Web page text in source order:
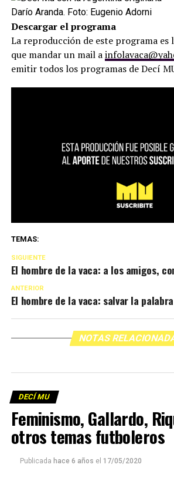
Darío Aranda. Foto: Eugenio Adorni
Descargar el programa
La reproducción de este programa es
que mandar un mail a
emitir todos los programas de Decí
TEMAS:
SIGUIENTE
El hombre de la vaca: a los amigos,
ANTERIOR
El hombre de la vaca: salvar la palabra
NOTAS
DECÍ MU
Feminismo, Gallardo,
otros temas futboleros
Publicada hace 6 años el 17/05/2020